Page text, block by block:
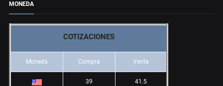
MONEDA
COTIZACIONES
Moneda Compra Venta
39 41.5